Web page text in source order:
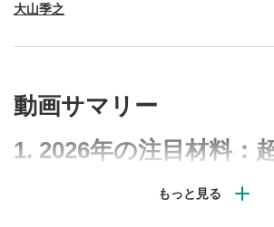
大山季之
動画サマリー
1. 2026年の注目材料：
2026年はIPOが起爆剤になり得て、ス